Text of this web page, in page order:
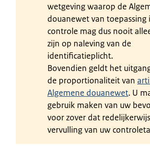
wetgeving waarop de
douanewet van toepassing
controle mag dus nooit
zijn op naleving van de
identificatieplicht.
Bovendien geldt het
de proportionaliteit van
Algemene douanewet. U
gebruik maken van uw
voor zover dat
vervulling van uw